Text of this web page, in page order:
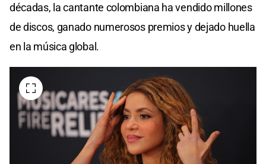
décadas, la cantante colombiana ha vendido millones
de discos, ganado numerosos premios y dejado huella
en la música global.